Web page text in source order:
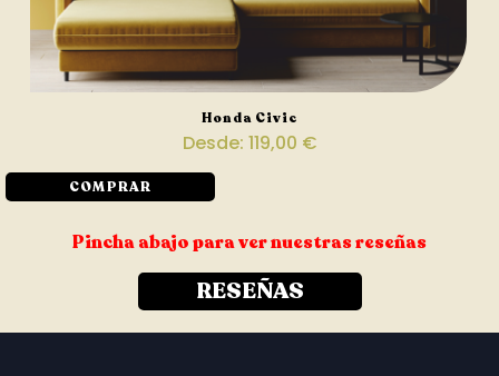
Honda Civic
Desde: 119,00 €
COMPRAR
Pincha abajo para ver nuestras reseñas
RESEÑAS